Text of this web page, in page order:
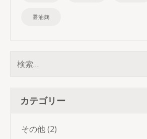
醤油麹
検
カテゴリー
その他(2)